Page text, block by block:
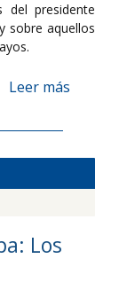
del presidente
sobre aquellos
Leer más
Los